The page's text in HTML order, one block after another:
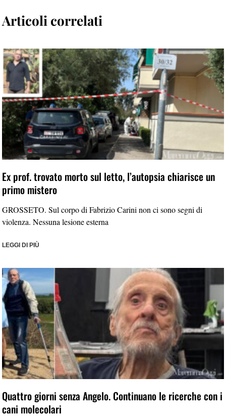
Articoli correlati
Ex prof. trovato morto sul letto, l’autopsia chiarisce un
primo mistero
GROSSETO. Sul corpo di Fabrizio Carini non ci sono segni di
violenza. Nessuna lesione esterna
LEGGI DI PIÙ
Quattro giorni senza Angelo. Continuano le ricerche con i
cani molecolari